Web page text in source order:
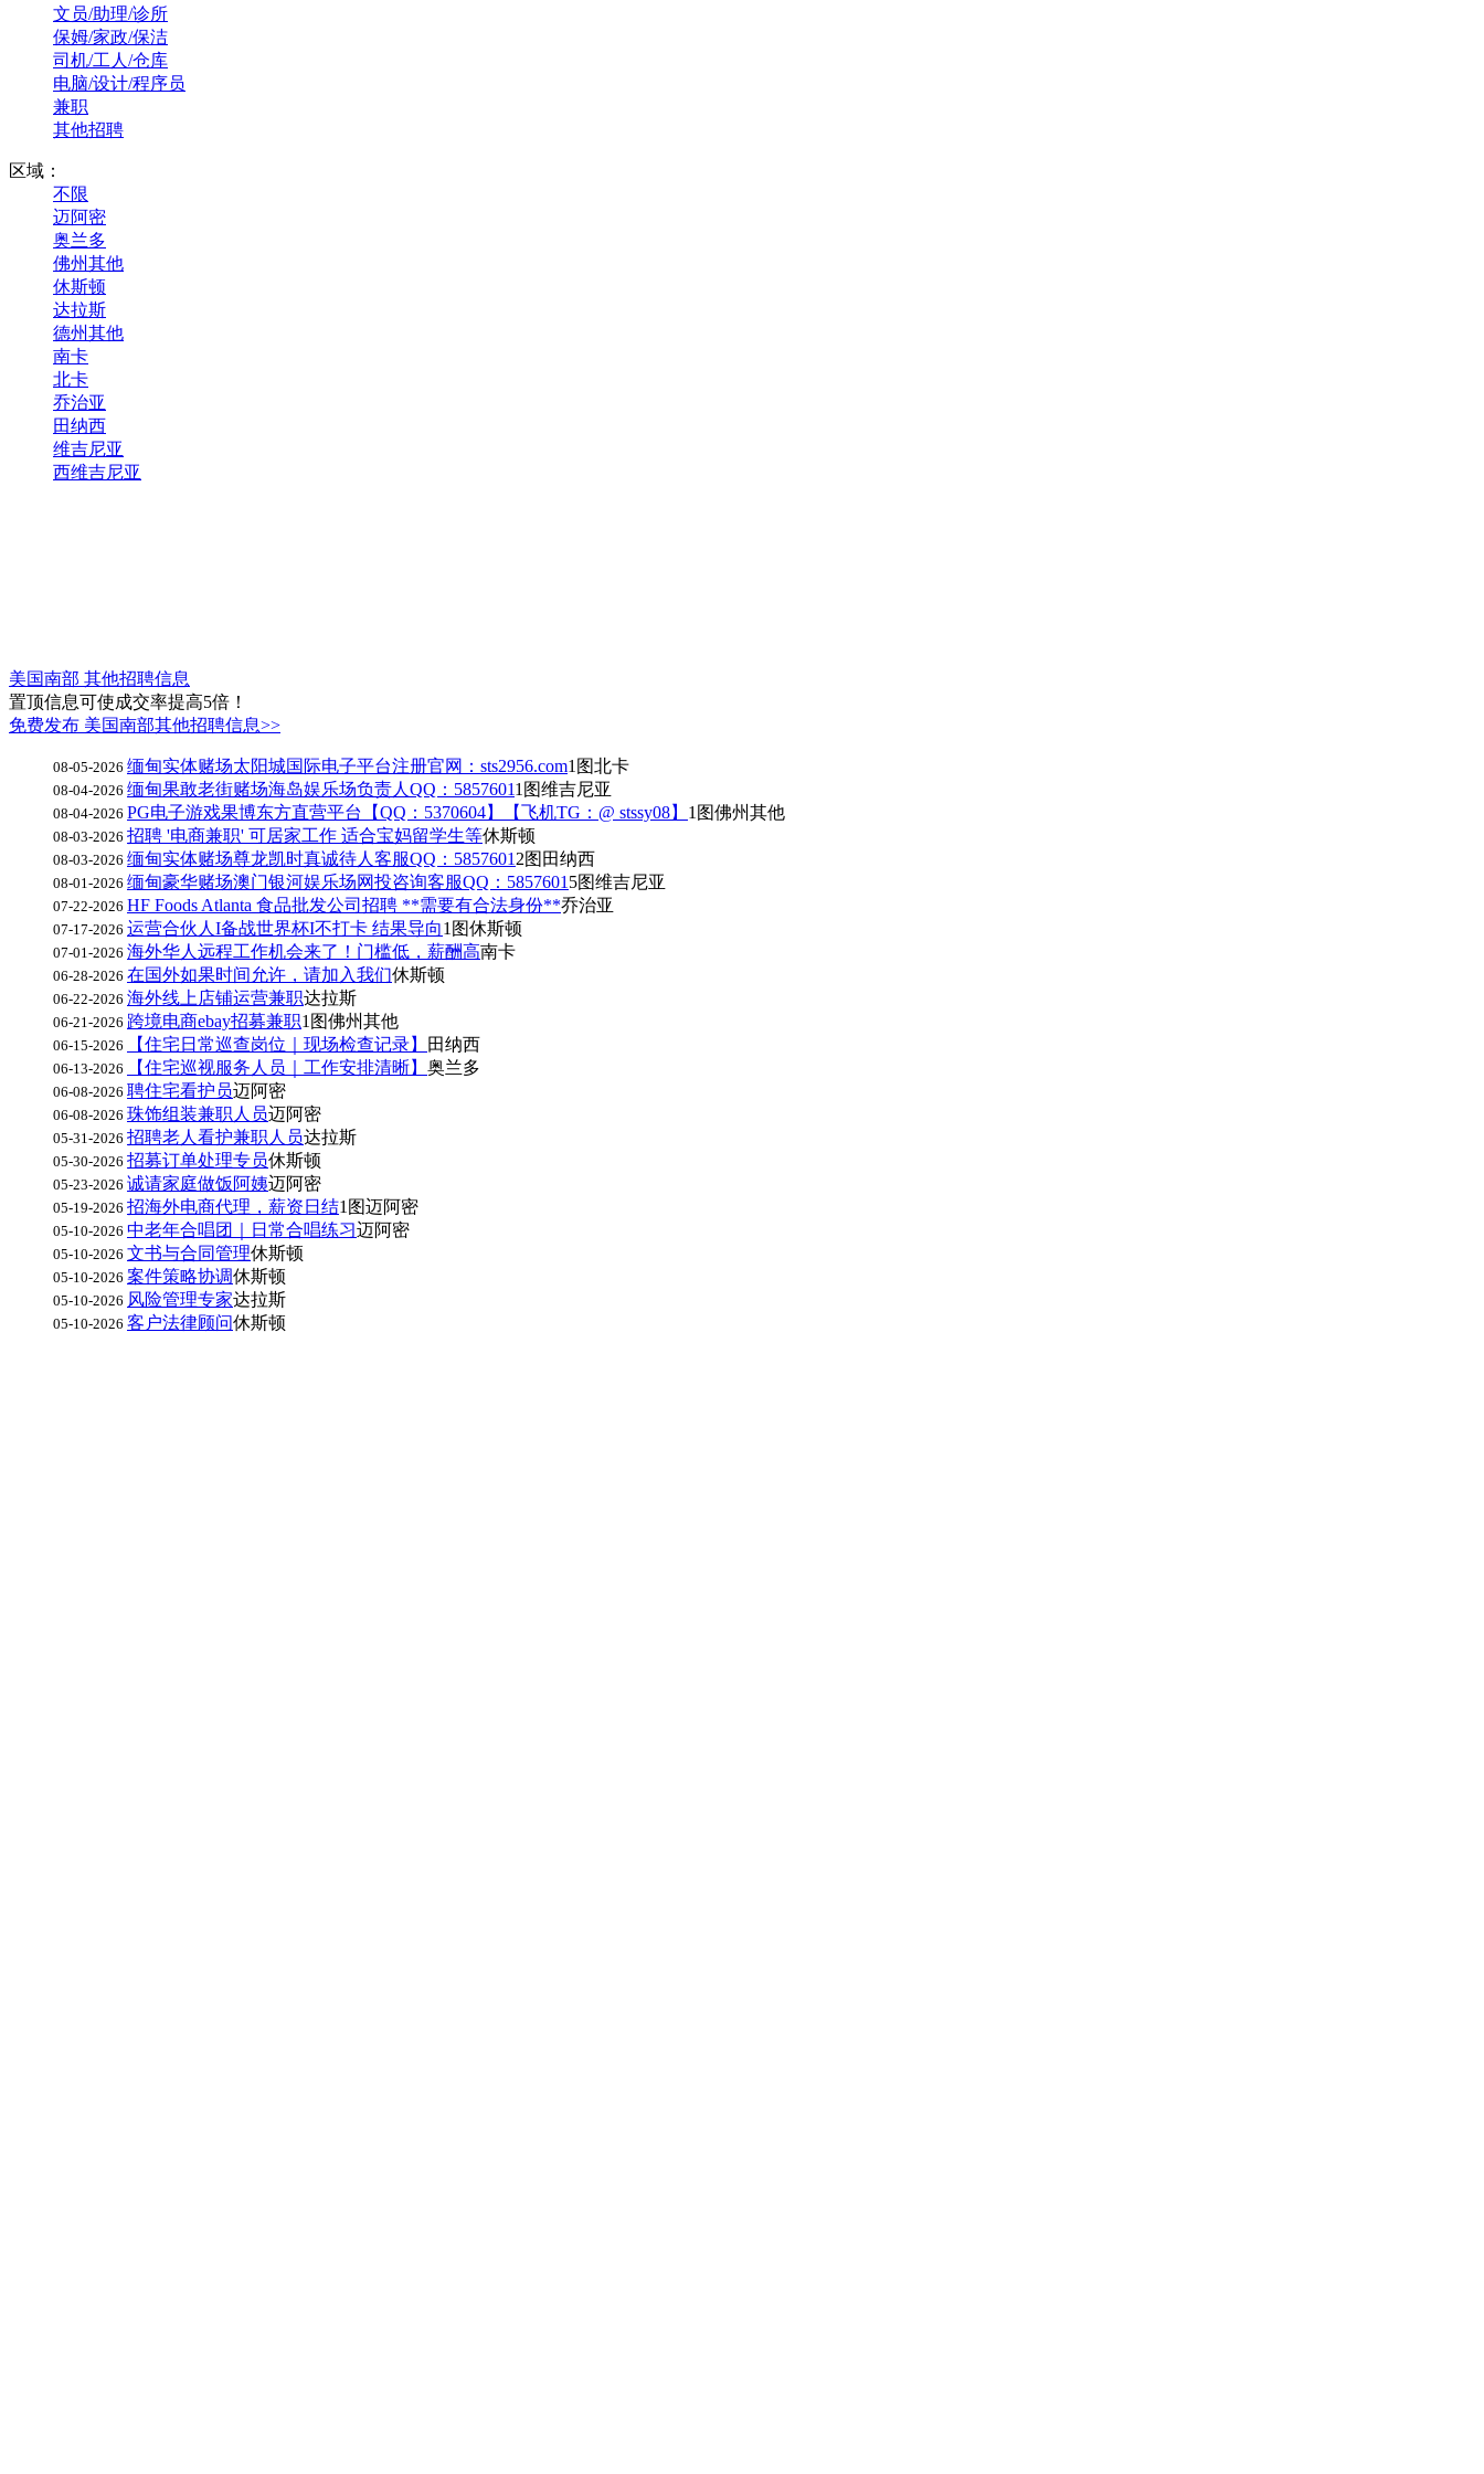
文员/助理/诊所
保姆/家政/保洁
司机/工人/仓库
电脑/设计/程序员
兼职
其他招聘
区域：
不限
迈阿密
奥兰多
佛州其他
休斯顿
达拉斯
德州其他
南卡
北卡
乔治亚
田纳西
维吉尼亚
西维吉尼亚
美国南部 其他招聘信息
置顶信息可使成交率提高5倍！
免费发布 美国南部其他招聘信息>>
08-05-2026 缅甸实体赌场太阳城国际电子平台注册官网：sts2956.com1图北卡
08-04-2026 缅甸果敢老街赌场海岛娱乐场负责人QQ：58576011图维吉尼亚
08-04-2026 PG电子游戏果博东方直营平台【QQ：5370604】【飞机TG：@ stssy08】 1图佛州其他
08-03-2026 招聘 '电商兼职' 可居家工作 适合宝妈留学生等休斯顿
08-03-2026 缅甸实体赌场尊龙凯时真诚待人客服QQ：5857601 2图 田纳西
08-01-2026 缅甸豪华赌场澳门银河娱乐场网投咨询客服QQ：5857601 5图维吉尼亚
07-22-2026 HF Foods Atlanta 食品批发公司招聘 **需要有合法身份**乔治亚
07-17-2026 运营合伙人I备战世界杯I不打卡 结果导向1图休斯顿
07-01-2026 海外华人远程工作机会来了！门槛低，薪酬高南卡
06-28-2026 在国外如果时间允许，请加入我们休斯顿
06-22-2026 海外线上店铺运营兼职达拉斯
06-21-2026 跨境电商ebay招募兼职1图佛州其他
06-15-2026 【住宅日常巡查岗位｜现场检查记录】 田纳西
06-13-2026 【住宅巡视服务人员｜工作安排清晰】 奥兰多
06-08-2026 聘住宅看护员迈阿密
06-08-2026 珠饰组装兼职人员迈阿密
05-31-2026 招聘老人看护兼职人员达拉斯
05-30-2026 招募订单处理专员休斯顿
05-23-2026 诚请家庭做饭阿姨迈阿密
05-19-2026 招海外电商代理，薪资日结1图迈阿密
05-10-2026 中老年合唱团｜日常合唱练习迈阿密
05-10-2026 文书与合同管理休斯顿
05-10-2026 案件策略协调休斯顿
05-10-2026 风险管理专家达拉斯
05-10-2026 客户法律顾问休斯顿